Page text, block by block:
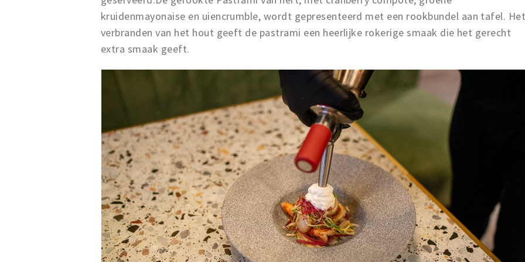
kruidenmayonaise en uiencrumble, wordt gepresenteerd met een rookbundel aan tafel.
verbranden van het hout geeft de pastrami een heerlijke rokerige smaak die het gerecht
extra smaak geeft.